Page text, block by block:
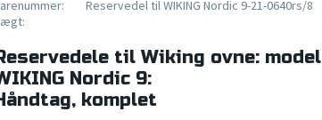
Reservedel til WIKING Nordic 9-21-0640rs/8
til Wiking ovne: model
Nordic 9:
komplet